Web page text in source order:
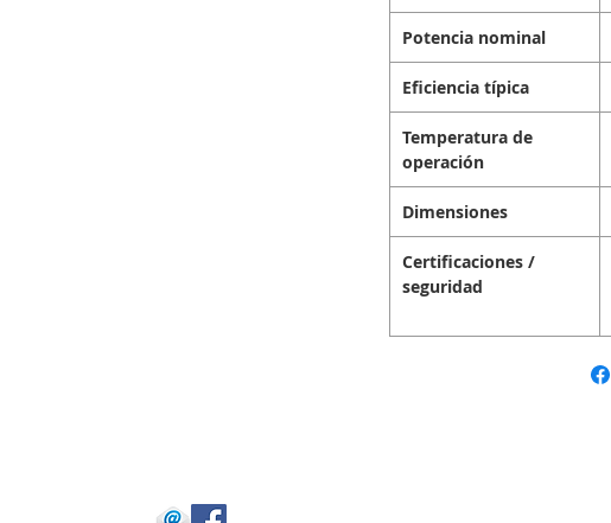
Potencia nominal
Eficiencia típica
Temperatura de
operación
Dimensiones
Certificaciones /
seguridad